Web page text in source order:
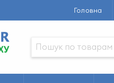
Головна